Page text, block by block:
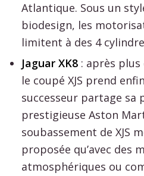
Atlantique. Sous un
biodesign, les
limitent à des 4
Jaguar XK8 : après plus
le coupé XJS prend
successeur partage sa
prestigieuse Aston
soubassement de XJS
proposée qu’avec des
atmosphériques ou